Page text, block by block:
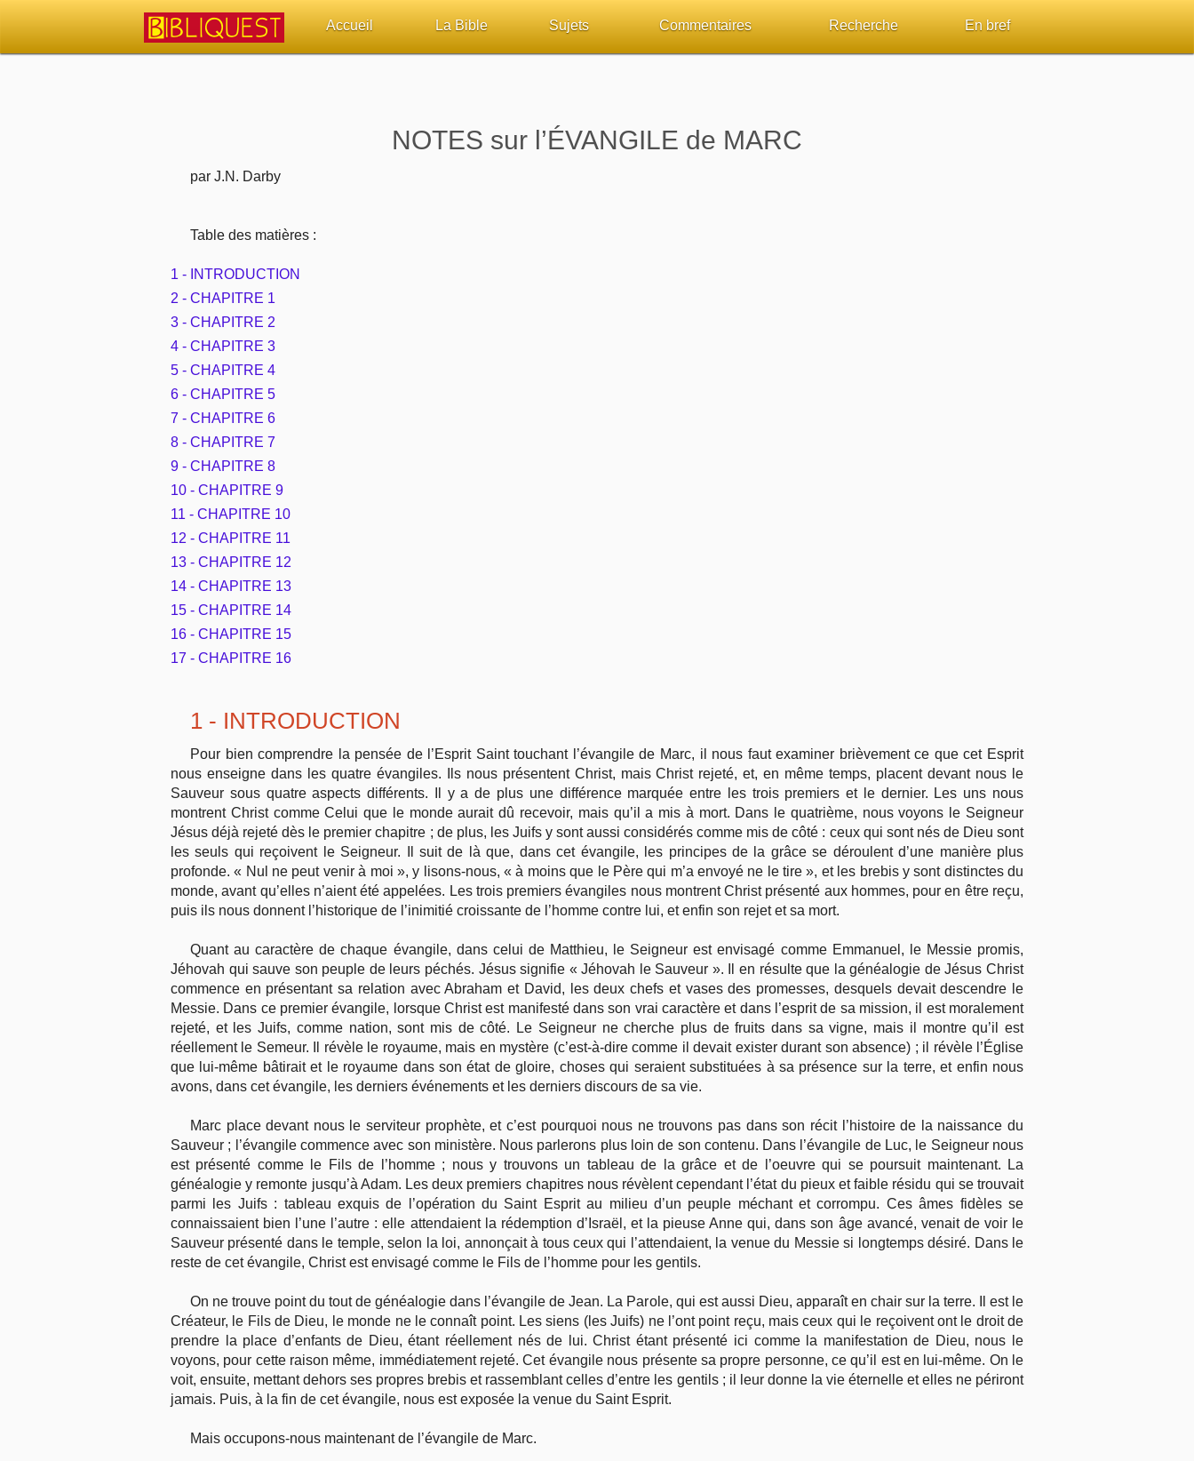
Accueil La Bible Sujets Commentaires Recherche En bref
NOTES sur l’ÉVANGILE de MARC
par J.N. Darby
Table des matières :
1 - INTRODUCTION
2 - CHAPITRE 1
3 - CHAPITRE 2
4 - CHAPITRE 3
5 - CHAPITRE 4
6 - CHAPITRE 5
7 - CHAPITRE 6
8 - CHAPITRE 7
9 - CHAPITRE 8
10 - CHAPITRE 9
11 - CHAPITRE 10
12 - CHAPITRE 11
13 - CHAPITRE 12
14 - CHAPITRE 13
15 - CHAPITRE 14
16 - CHAPITRE 15
17 - CHAPITRE 16
1 - INTRODUCTION
Pour bien comprendre la pensée de l’Esprit Saint touchant l’évangile de Marc, il nous faut examiner brièvement ce que cet Esprit
nous enseigne dans les quatre évangiles. Ils nous présentent Christ, mais Christ rejeté, et, en même temps, placent devant nous le
Sauveur sous quatre aspects différents. Il y a de plus une différence marquée entre les trois premiers et le dernier. Les uns nous
montrent Christ comme Celui que le monde aurait dû recevoir, mais qu’il a mis à mort. Dans le quatrième, nous voyons le Seigneur
Jésus déjà rejeté dès le premier chapitre ; de plus, les Juifs y sont aussi considérés comme mis de côté : ceux qui sont nés de Dieu sont
les seuls qui reçoivent le Seigneur. Il suit de là que, dans cet évangile, les principes de la grâce se déroulent d’une manière plus
profonde. « Nul ne peut venir à moi », y lisons-nous, « à moins que le Père qui m’a envoyé ne le tire », et les brebis y sont distinctes du
monde, avant qu’elles n’aient été appelées. Les trois premiers évangiles nous montrent Christ présenté aux hommes, pour en être reçu,
puis ils nous donnent l’historique de l’inimitié croissante de l’homme contre lui, et enfin son rejet et sa mort.
Quant au caractère de chaque évangile, dans celui de Matthieu, le Seigneur est envisagé comme Emmanuel, le Messie promis,
Jéhovah qui sauve son peuple de leurs péchés. Jésus signifie « Jéhovah le Sauveur ». Il en résulte que la généalogie de Jésus Christ
commence en présentant sa relation avec Abraham et David, les deux chefs et vases des promesses, desquels devait descendre le
Messie. Dans ce premier évangile, lorsque Christ est manifesté dans son vrai caractère et dans l’esprit de sa mission, il est moralement
rejeté, et les Juifs, comme nation, sont mis de côté. Le Seigneur ne cherche plus de fruits dans sa vigne, mais il montre qu’il est
réellement le Semeur. Il révèle le royaume, mais en mystère (c’est-à-dire comme il devait exister durant son absence) ; il révèle l’Église
que lui-même bâtirait et le royaume dans son état de gloire, choses qui seraient substituées à sa présence sur la terre, et enfin nous
avons, dans cet évangile, les derniers événements et les derniers discours de sa vie.
Marc place devant nous le serviteur prophète, et c’est pourquoi nous ne trouvons pas dans son récit l’histoire de la naissance du
Sauveur ; l’évangile commence avec son ministère. Nous parlerons plus loin de son contenu. Dans l’évangile de Luc, le Seigneur nous
est présenté comme le Fils de l’homme ; nous y trouvons un tableau de la grâce et de l’oeuvre qui se poursuit maintenant. La
généalogie y remonte jusqu’à Adam. Les deux premiers chapitres nous révèlent cependant l’état du pieux et faible résidu qui se trouvait
parmi les Juifs : tableau exquis de l’opération du Saint Esprit au milieu d’un peuple méchant et corrompu. Ces âmes fidèles se
connaissaient bien l’une l’autre : elle attendaient la rédemption d’Israël, et la pieuse Anne qui, dans son âge avancé, venait de voir le
Sauveur présenté dans le temple, selon la loi, annonçait à tous ceux qui l’attendaient, la venue du Messie si longtemps désiré. Dans le
reste de cet évangile, Christ est envisagé comme le Fils de l’homme pour les gentils.
On ne trouve point du tout de généalogie dans l’évangile de Jean. La Parole, qui est aussi Dieu, apparaît en chair sur la terre. Il est le
Créateur, le Fils de Dieu, le monde ne le connaît point. Les siens (les Juifs) ne l’ont point reçu, mais ceux qui le reçoivent ont le droit de
prendre la place d’enfants de Dieu, étant réellement nés de lui. Christ étant présenté ici comme la manifestation de Dieu, nous le
voyons, pour cette raison même, immédiatement rejeté. Cet évangile nous présente sa propre personne, ce qu’il est en lui-même. On le
voit, ensuite, mettant dehors ses propres brebis et rassemblant celles d’entre les gentils ; il leur donne la vie éternelle et elles ne périront
jamais. Puis, à la fin de cet évangile, nous est exposée la venue du Saint Esprit.
Mais occupons-nous maintenant de l’évangile de Marc.